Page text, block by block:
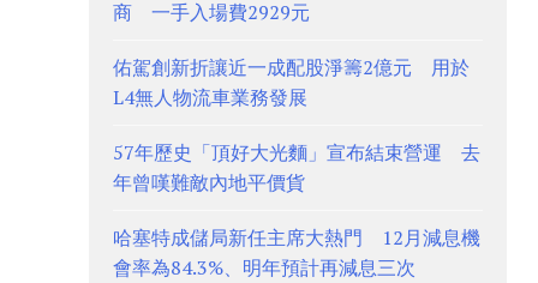
商 一手入場費2929元
佑駕創新折讓近一成配股淨籌2億元 用於
L4無人物流車業務發展
57年歷史「頂好大光麵」宣布結束營運 去
年曾嘆難敵內地平價貨
哈塞特成儲局新任主席大熱門 12月減息機
會率為84.3%、明年預計再減息三次